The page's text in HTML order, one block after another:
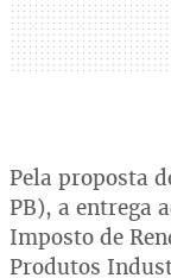
Pela proposta
PB), a entrega
Imposto de
Produtos